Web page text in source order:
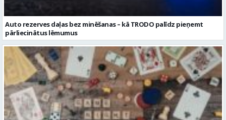
Auto rezerves daļas bez minēšanas – kā TRODO palīdz pieņemt
pārliecinātus lēmumus